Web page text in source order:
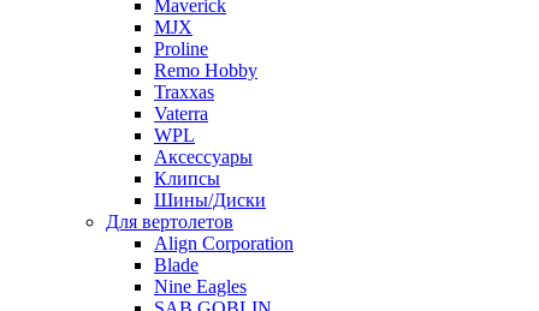
Maverick
MJX
Proline
Remo Hobby
Traxxas
Vaterra
WPL
Аксессуары
Клипсы
Шины/Диски
Для вертолетов
Align Corporation
Blade
Nine Eagles